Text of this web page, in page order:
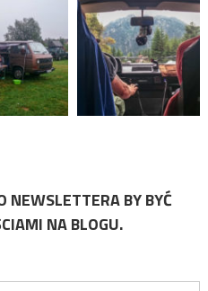
NEWSLETTERA BY BYĆ
NA BLOGU.